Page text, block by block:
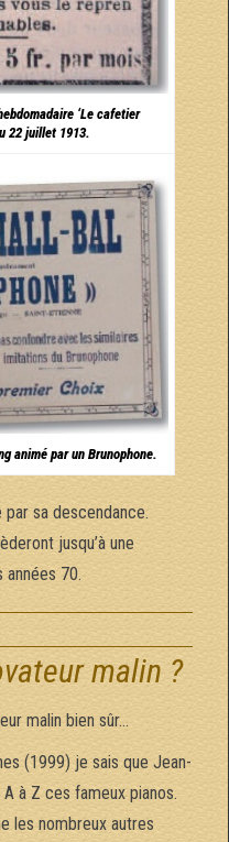
‘Le cafetier
22 juillet 1913.
animé par un Brunophone.
par sa descendance.
jusqu’à une
70.
malin ?
malin bien sûr…
(1999) je sais que Jean-
à Z ces fameux pianos.
les nombreux autres